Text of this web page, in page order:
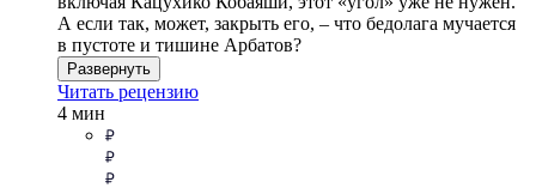
А если так, может, закрыть его, – что бедолага мучается
в пустоте и тишине Арбатов?
Развернуть
Читать рецензию
4 мин